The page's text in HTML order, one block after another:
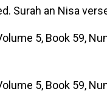
Surah an Nisa
5, Book 59,
5, Book 59,